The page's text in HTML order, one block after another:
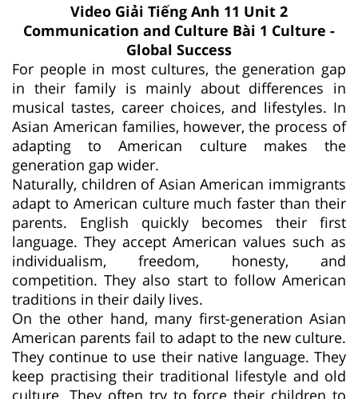
Video Giải Tiếng Anh 11 Unit 2
Communication and Culture Bài 1 Culture -
Global Success
For people in most cultures, the generation gap
in their family is mainly about differences in
musical tastes, career choices, and lifestyles. In
Asian American families, however, the process of
adapting to American culture makes the
generation gap wider.
Naturally, children of Asian American immigrants
adapt to American culture much faster than their
parents. English quickly becomes their first
language. They accept American values such as
individualism, freedom, honesty, and
competition. They also start to follow American
traditions in their daily lives.
On the other hand, many first-generation Asian
American parents fail to adapt to the new culture.
They continue to use their native language. They
keep practising their traditional lifestyle and old
culture. They often try to force their children to